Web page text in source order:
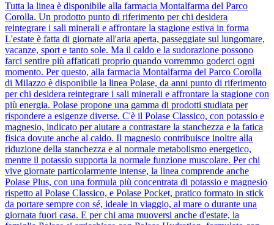
Tutta la linea è disponibile alla farmacia Montalfarma del Parco
Corolla. Un prodotto punto di riferimento per chi desidera
reintegrare i sali minerali e affrontare la stagione estiva in forma
L'estate è fatta di giornate all'aria aperta, passeggiate sul lungomare,
vacanze, sport e tanto sole. Ma il caldo e la sudorazione possono
farci sentire più affaticati proprio quando vorremmo goderci ogni
momento. Per questo, alla farmacia Montalfarma del Parco Corolla
di Milazzo è disponibile la linea Polase, da anni punto di riferimento
per chi desidera reintegrare i sali minerali e affrontare la stagione con
più energia. Polase propone una gamma di prodotti studiata per
rispondere a esigenze diverse. C'è il Polase Classico, con potassio e
magnesio, indicato per aiutare a contrastare la stanchezza e la fatica
fisica dovute anche al caldo. Il magnesio contribuisce inoltre alla
riduzione della stanchezza e al normale metabolismo energetico,
mentre il potassio supporta la normale funzione muscolare. Per chi
vive giornate particolarmente intense, la linea comprende anche
Polase Plus, con una formula più concentrata di potassio e magnesio
rispetto al Polase Classico, e Polase Pocket, pratico formato in stick
da portare sempre con sé, ideale in viaggio, al mare o durante una
giornata fuori casa. E per chi ama muoversi anche d'estate, la